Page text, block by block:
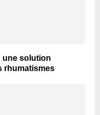
une solution
rhumatismes